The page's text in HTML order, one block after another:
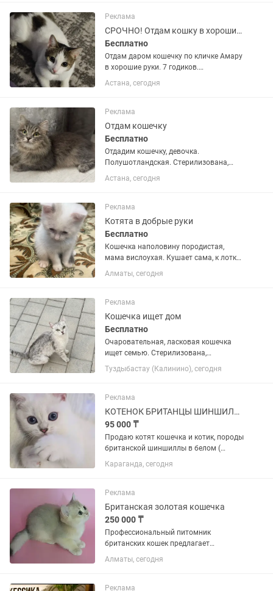
Реклама
СРОЧНО! Отдам кошку в хорошие руки
Бесплатно
Отдам даром кошечку по кличке Амару
в хорошие руки. 7 годиков.
Стерилизованная, привитая,
приручена к лотку. Всю помощь по
ветклинику при необходимости
обеспечу. От вас...
Астана, сегодня
Реклама
Отдам кошечку
Бесплатно
Отдадим кошечку, девочка.
Полушотландская. Стерилизована,
привитая. Возраст - один год.
Приученная к лотку, аккуратная,
Астана, сегодня
Реклама
Котята в добрые руки
Бесплатно
Кошечка наполовину породистая,
мама вислоухая. Кушает сама, к лотку
приучена
Алматы, сегодня
Реклама
Кошечка ищет дом
Бесплатно
Очаровательная, ласковая кошечка
ищет семью. Стерилизована,
вакцинирована, очень хорошая.
Туздыбастау (Калинино), сегодня
Реклама
КОТЕНОК БРИТАНЦЫ ШИНШИЛЛЫ
95 000 ₸
Продаю котят кошечка и котик, породы
британской шиншиллы в белом (
поинт) окрасе , голубые глаза. Котята
привиты, к лотку приучены. Растут в
Караганда, сегодня
Реклама
Британская золотая кошечка
250 000 ₸
Профессиональный питомник
британских кошек предлагает
чистокровную британскую девочку в
окрасе голубое золото от шикарного
привит,осмотрен ветеринаром, с вет...
Алматы, сегодня
Реклама